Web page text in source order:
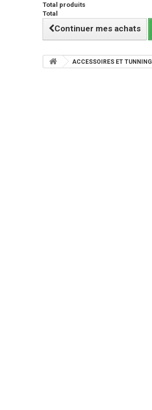
Total produits
Total
Continuer mes achats
ACCESSOIRES ET TUNNING